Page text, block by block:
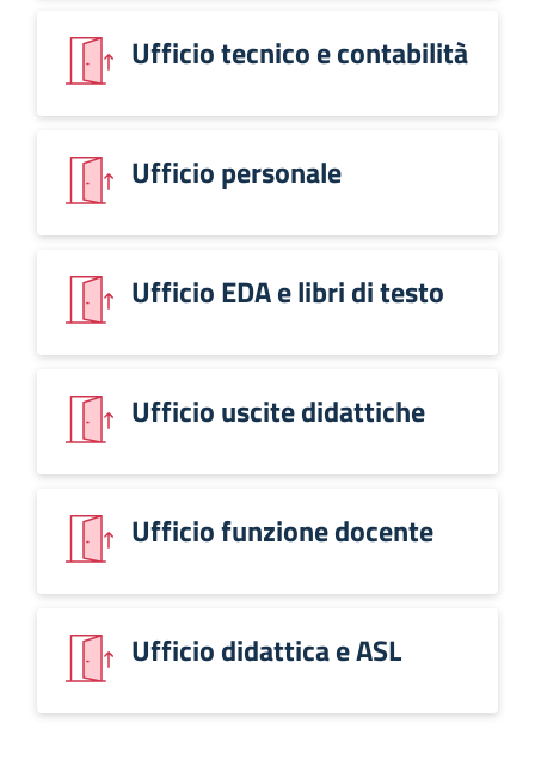
Ufficio tecnico e contabilità
Ufficio personale
Ufficio EDA e libri di testo
Ufficio uscite didattiche
Ufficio funzione docente
Ufficio didattica e ASL